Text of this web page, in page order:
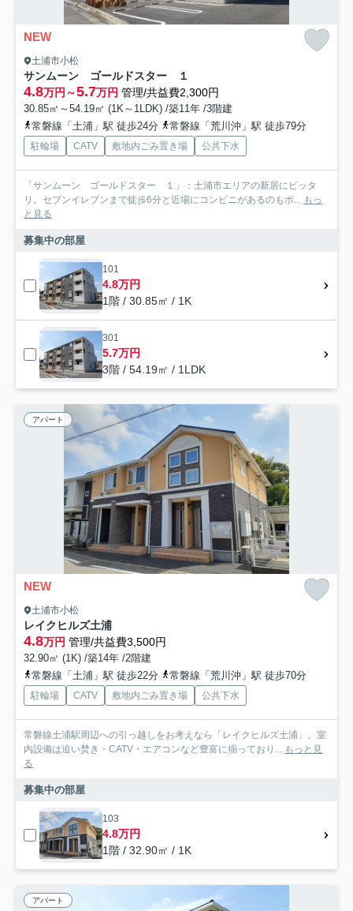
NEW
土浦市小松
サンムーン ゴールドスター １
4.8万円～5.7万円 管理/共益費2,300円
30.85㎡～54.19㎡ (1K～1LDK) /築11年 /3階建
常磐線「土浦」駅 徒歩24分
常磐線「荒川沖」駅 徒歩79分
駐輪場 CATV 敷地内ごみ置き場 公共下水
「サンムーン ゴールドスター １」：土浦市エリアの新居にピッタ
リ。セブンイレブンまで徒歩6分と近場にコンビニがあるのもポ... もっ
と見る
募集中の部屋
101
4.8万円
1階 / 30.85㎡ / 1K
301
5.7万円
3階 / 54.19㎡ / 1LDK
アパート
NEW
土浦市小松
レイクヒルズ土浦
4.8万円 管理/共益費3,500円
32.90㎡ (1K) /築14年 /2階建
常磐線「土浦」駅 徒歩22分
常磐線「荒川沖」駅 徒歩70分
駐輪場 CATV 敷地内ごみ置き場 公共下水
常磐線土浦駅周辺への引っ越しをお考えなら「レイクヒルズ土浦」。室
内設備は追い焚き・CATV・エアコンなど豊富に揃っており... もっと見
る
募集中の部屋
103
4.8万円
1階 / 32.90㎡ / 1K
アパート